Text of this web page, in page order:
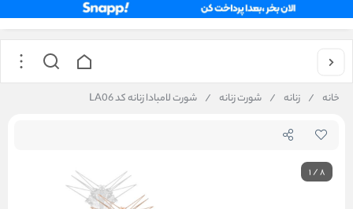
خانه / زنانه / شورت زنانه / شورت لامبادا زنانه کد LA06
1/8